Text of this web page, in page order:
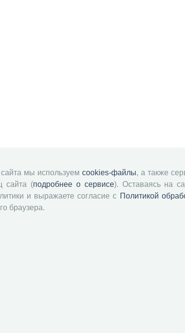
мы используем cookies-файлы, а также
сайта (подробнее о сервисе). Оставаясь на
и выражаете согласие с Политикой
браузера.